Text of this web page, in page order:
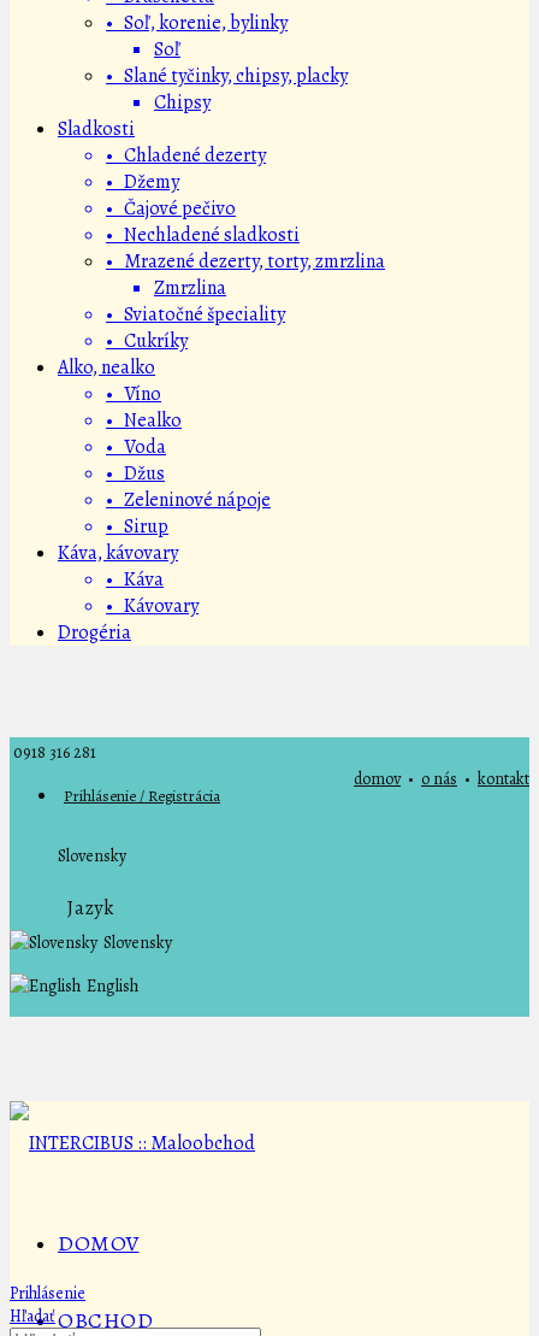
• Soľ, korenie, bylinky
Soľ
• Slané tyčinky, chipsy, placky
Chipsy
Sladkosti
• Chladené dezerty
• Džemy
• Čajové pečivo
• Nechladené sladkosti
• Mrazené dezerty, torty, zmrzlina
Zmrzlina
• Sviatočné špeciality
• Cukríky
Alko, nealko
• Víno
• Nealko
• Voda
• Džus
• Zeleninové nápoje
• Sirup
Káva, kávovary
• Káva
• Kávovary
Drogéria
0918 316 281
domov• o nás • kontakt
Prihlásenie / Registrácia
Slovensky
Jazyk
Slovensky
English
DOMOV
OBCHOD
Prihlásenie
Hľadať